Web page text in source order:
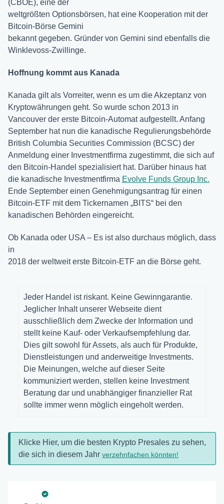
(CBOE), eine der
weltgrößten Optionsbörsen, hat eine Kooperation mit der
Bitcoin-Börse Gemini
bekannt gegeben. Gründer von Gemini sind ebenfalls die
Winklevoss-Zwillinge.
Hoffnung kommt aus Kanada
Kanada gilt als Vorreiter, wenn es um die Akzeptanz von
Kryptowährungen geht. So wurde schon 2013 in
Vancouver der erste Bitcoin-Automat aufgestellt. Anfang
September hat nun die kanadische Regulierungsbehörde
British Columbia Securities Commission (BCSC) der
Anmeldung einer Investmentfirma zugestimmt, die sich auf
den Bitcoin-Handel spezialisiert hat. Darüber hinaus hat
die kanadische Investmentfirma Evolve Funds Group Inc.
Ende September einen Genehmigungsantrag für einen
Bitcoin-ETF mit dem Tickernamen „BITS“ bei den
kanadischen Behörden eingereicht.
Ob Kanada oder USA – Es ist also durchaus möglich, dass
in
2018 der weltweit erste Bitcoin-ETF an die Börse geht.
Jeder Handel ist riskant. Keine Gewinngarantie.
Jeglicher Inhalt unserer Webseite dient
ausschließlich dem Zwecke der Information und
stellt keine Kauf- oder Verkaufsempfehlung dar.
Dies gilt sowohl für Assets, als auch für Produkte,
Dienstleistungen und anderweitige Investments.
Die Meinungen, welche auf dieser Seite
kommuniziert werden, stellen keine Investment
Beratung dar und unabhängiger finanzieller Rat
sollte immer wenn möglich eingeholt werden.
Klicke Hier, um die besten Krypto Presales zu sehen,
die sich in diesem Jahr verzehnfachen könnten!